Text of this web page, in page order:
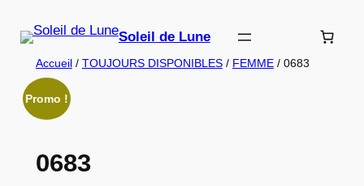
contenu
Soleil de Lune
Accueil/ TOUJOURS DISPONIBLES/ FEMME/ 0683
Promo !
0683